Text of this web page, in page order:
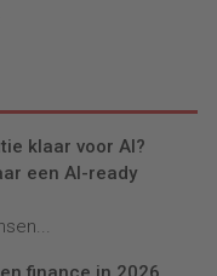
klaar voor AI?
een AI-ready